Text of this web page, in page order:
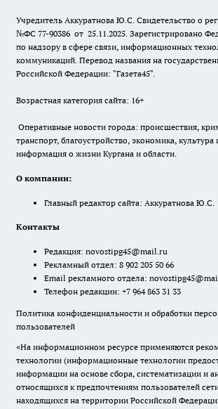
Учредитель Аккуратнова Ю.С. Свидетельство о
№ФС 77-90386 от 25.11.2025. Зарегистрировано
по надзору в сфере связи, информационных
коммуникаций. Перевод названия на
Российской Федерации: "Газета45".
Возрастная категория сайта: 16+
Оперативные новости города: происшествия,
транспорт, благоустройство, экономика, культура
информация о жизни Кургана и области.
О компании:
Главный редактор сайта: Аккуратнова Ю.С.
Контакты
Редакция: novostipg45@mail.ru
Рекламный отдел: 8 902 205 50 66
Email рекламного отдела:
Телефон редакции: +7 964 863 31 33
Политика конфиденциальности и обработки
пользователей
«На информационном ресурсе применяются
технологии (информационные технологии
информации на основе сбора, систематизации и
относящихся к предпочтениям пользователей
находящихся на территории Российской